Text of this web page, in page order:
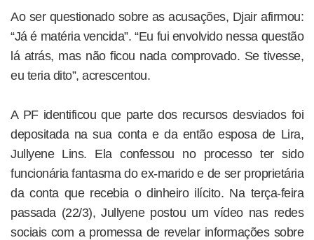
Ao ser questionado sobre as acusações, Djair afirmou:
“Já é matéria vencida”. “Eu fui envolvido nessa questão
lá atrás, mas não ficou nada comprovado. Se tivesse,
eu teria dito”, acrescentou.
A PF identificou que parte dos recursos desviados foi
depositada na sua conta e da então esposa de Lira,
Jullyene Lins. Ela confessou no processo ter sido
funcionária fantasma do ex-marido e de ser proprietária
da conta que recebia o dinheiro ilícito. Na terça-feira
passada (22/3), Jullyene postou um vídeo nas redes
sociais com a promessa de revelar informações sobre